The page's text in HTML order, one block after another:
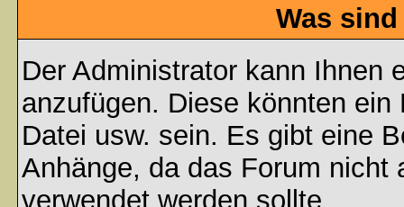
Was
Der Administrator kann Ihnen
anzufügen. Diese könnten
Datei usw. sein. Es gibt eine
Anhänge, da das Forum nicht
verwendet werden sollte.